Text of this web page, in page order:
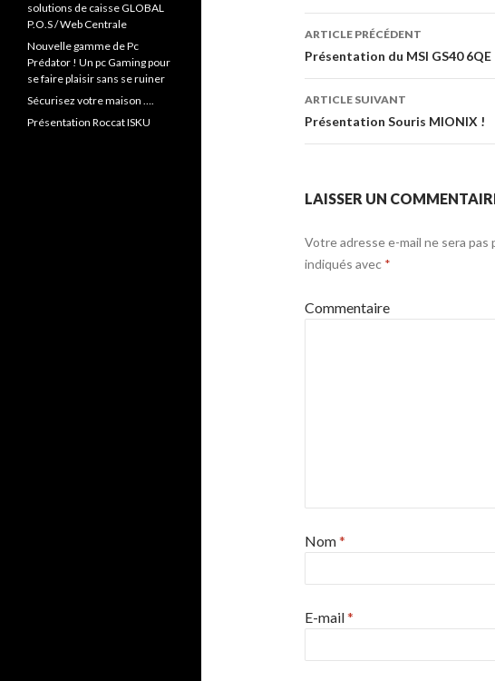
Navigation
de
l’article
ARTICLE PRÉCÉDENT
Présentation du MSI GS40 6QE
ARTICLE SUIVANT
Présentation Souris MIONIX !
LAISSER UN
Votre adresse e-mail ne sera pas
indiqués avec *
Commentaire
Nom*
E-mail*
solutions de caisse GLOBAL
P.O.S / Web Centrale
Nouvelle gamme de Pc
Prédator ! Un pc Gaming pour
se faire plaisir sans se ruiner
Sécurisez votre maison ….
Présentation Roccat ISKU